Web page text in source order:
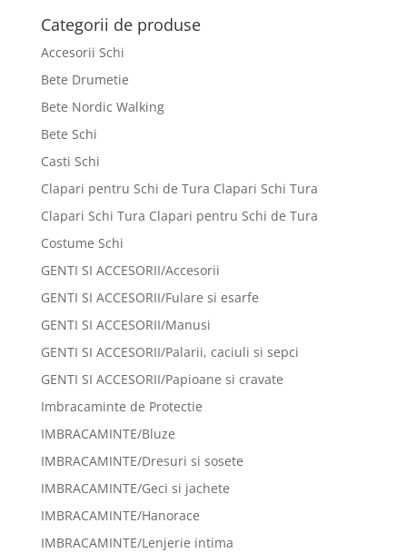
Categorii de produse
Accesorii Schi
Bete Drumetie
Bete Nordic Walking
Bete Schi
Casti Schi
Clapari pentru Schi de Tura Clapari Schi Tura
Clapari Schi Tura Clapari pentru Schi de Tura
Costume Schi
GENTI SI ACCESORII/Accesorii
GENTI SI ACCESORII/Fulare si esarfe
GENTI SI ACCESORII/Manusi
GENTI SI ACCESORII/Palarii, caciuli si sepci
GENTI SI ACCESORII/Papioane si cravate
Imbracaminte de Protectie
IMBRACAMINTE/Bluze
IMBRACAMINTE/Dresuri si sosete
IMBRACAMINTE/Geci si jachete
IMBRACAMINTE/Hanorace
IMBRACAMINTE/Lenjerie intima